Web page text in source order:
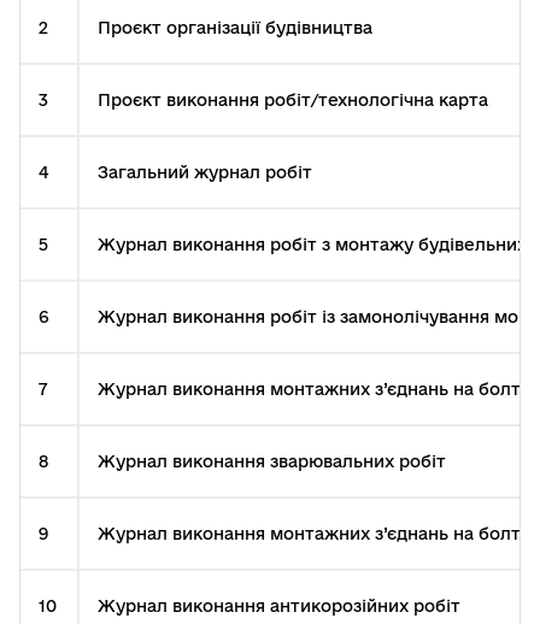
2 Проєкт організації будівництва
3 Проєкт виконання робіт/технологічна карта
4 Загальний журнал робіт
5 Журнал виконання робіт з монтажу будівельних
6 Журнал виконання робіт із замонолічування
7 Журнал виконання монтажних з’єднань на
8 Журнал виконання зварювальних робіт
9 Журнал виконання монтажних з’єднань на
10 Журнал виконання антикорозійних робіт